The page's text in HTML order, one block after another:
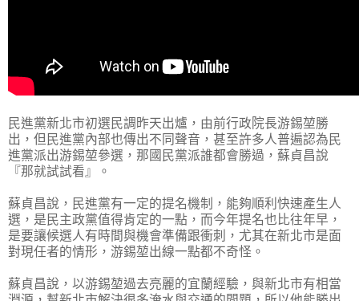
民進黨新北市初選民調昨天出爐，由前行政院長游錫堃勝
出，但民進黨內部也傳出不同聲音，甚至許多人普遍認為民
進黨派出游錫堃參選，那國民黨派誰都會勝過，蘇貞昌說
『那就試試看』。
蘇貞昌說，民進黨有一定的提名機制，能夠順利快速產生人
選，是民主政黨值得肯定的一點，而今年提名也比往年早，
是要讓候選人有時間與機會準備跟衝刺，尤其在新北市是面
對現任者的情形，游錫堃出線一點都不奇怪。
蘇貞昌說，以游錫堃過去亮麗的宜蘭經驗，與新北市有相當